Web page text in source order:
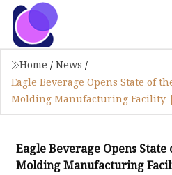
Home / News /
Eagle Beverage Opens State of
Molding Manufacturing Facility |
Eagle Beverage Opens
Molding Manufacturing